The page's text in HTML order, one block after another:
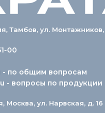
Тамбов, ул. Монтажников,
00
- по общим вопросам
- вопросы по продукции
Москва, ул. Нарвская, д. 16